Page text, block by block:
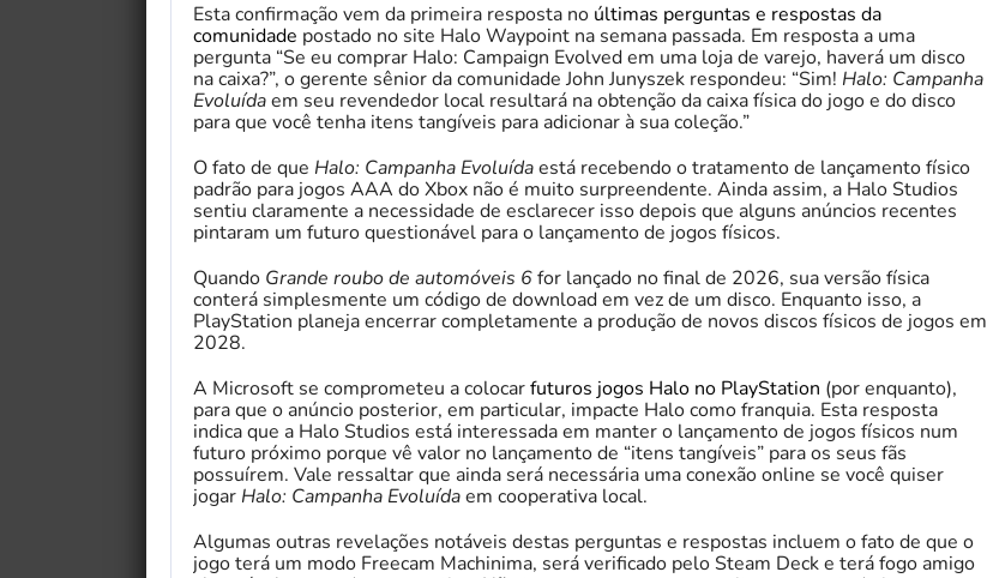
Esta confirmação vem da primeira resposta no últimas perguntas e respostas da
comunidade postado no site Halo Waypoint na semana passada. Em resposta a uma
pergunta “Se eu comprar Halo: Campaign Evolved em uma loja de varejo, haverá um disco
na caixa?”, o gerente sênior da comunidade John Junyszek respondeu: “Sim! Halo: Campanha
Evoluídaem seu revendedor local resultará na obtenção da caixa física do jogo e do disco
para que você tenha itens tangíveis para adicionar à sua coleção.”
O fato de que Halo: Campanha Evoluídaestá recebendo o tratamento de lançamento físico
padrão para jogos AAA do Xbox não é muito surpreendente. Ainda assim, a Halo Studios
sentiu claramente a necessidade de esclarecer isso depois que alguns anúncios recentes
pintaram um futuro questionável para o lançamento de jogos físicos.
Quando Grande roubo de automóveis 6for lançado no final de 2026, sua versão física
conterá simplesmente um código de download em vez de um disco. Enquanto isso, a
PlayStation planeja encerrar completamente a produção de novos discos físicos de jogos em
2028.
A Microsoft se comprometeu a colocarfuturos jogos Halo no PlayStation (por enquanto),
para que o anúncio posterior, em particular, impacte Halo como franquia. Esta resposta
indica que a Halo Studios está interessada em manter o lançamento de jogos físicos num
futuro próximo porque vê valor no lançamento de “itens tangíveis” para os seus fãs
possuírem. Vale ressaltar que ainda será necessária uma conexão online se você quiser
jogar Halo: Campanha Evoluídaem cooperativa local.
Algumas outras revelações notáveis ​​​​destas perguntas e respostas incluem o fato de que o
jogo terá um modo Freecam Machinima, será verificado pelo Steam Deck e terá fogo amigo